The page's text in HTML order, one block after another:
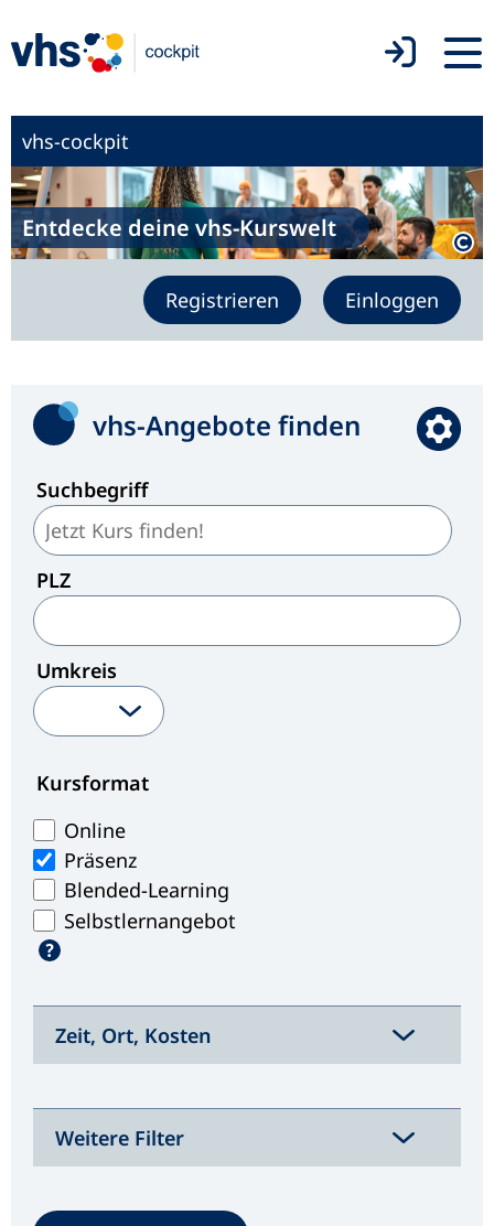
vhs-cockpit
Entdecke deine vhs-Kurswelt
Registrieren Einloggen
vhs-Angebote finden
Suchbegriff
PLZ
Umkreis
Kursformat
Online
Präsenz
Blended-Learning
Selbstlernangebot
Zeit, Ort, Kosten
Weitere Filter